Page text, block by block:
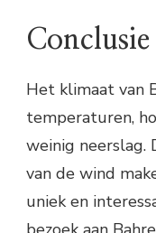
Conclusie
Het klimaat van
temperaturen,
weinig neerslag.
van de wind
uniek en